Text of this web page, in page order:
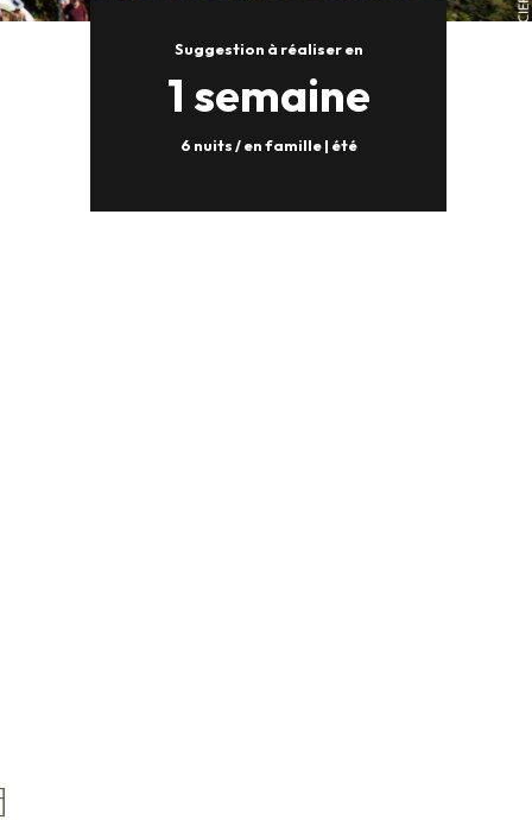
favoris
Suggestion à réaliser en
1 semaine
6 nuits / en famille | été